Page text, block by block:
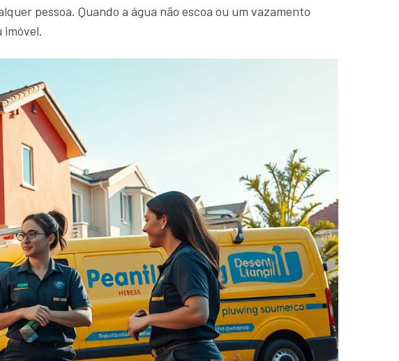
pessoa. Quando a água não escoa ou um vazamento
imóvel.